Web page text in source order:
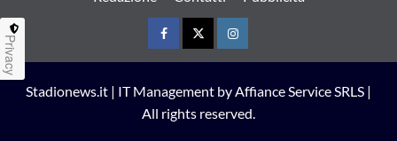
FacebookTwitterInstagram
Stadionews.it | IT Management by Affiance Service SRLS |
All rights reserved.
Privacy